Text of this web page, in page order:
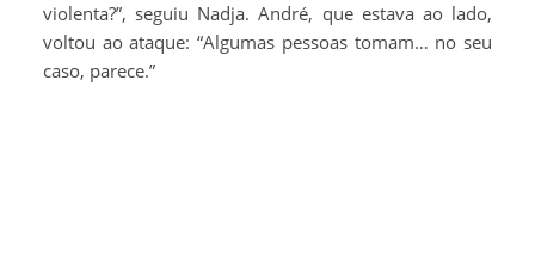
violenta?”, seguiu Nadja. André, que estava ao lado,
voltou ao ataque: “Algumas pessoas tomam… no seu
caso, parece.”